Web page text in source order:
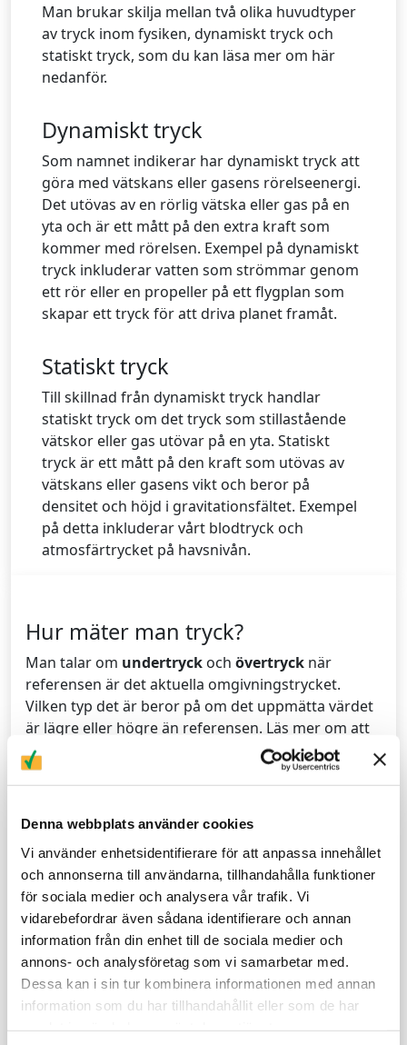
Denna webbplats använder cookies
Vi använder enhetsidentifierare för att anpassa innehållet
och annonserna till användarna, tillhandahålla funktioner
för sociala medier och analysera vår trafik. Vi
vidarebefordrar även sådana identifierare och annan
information från din enhet till de sociala medier och
annons- och analysföretag som vi samarbetar med.
Dessa kan i sin tur kombinera informationen med annan
information som du har tillhandahållit eller som de har
Man brukar skilja mellan två olika huvudtyper
av tryck inom fysiken, dynamiskt tryck och
statiskt tryck, som du kan läsa mer om här
nedanför.
Dynamiskt tryck
Som namnet indikerar har dynamiskt tryck att
göra med vätskans eller gasens rörelseenergi.
Det utövas av en rörlig vätska eller gas på en
yta och är ett mått på den extra kraft som
kommer med rörelsen. Exempel på dynamiskt
tryck inkluderar vatten som strömmar genom
ett rör eller en propeller på ett flygplan som
skapar ett tryck för att driva planet framåt.
Statiskt tryck
Till skillnad från dynamiskt tryck handlar
statiskt tryck om det tryck som stillastående
vätskor eller gas utövar på en yta. Statiskt
tryck är ett mått på den kraft som utövas av
vätskans eller gasens vikt och beror på
densitet och höjd i gravitationsfältet. Exempel
på detta inkluderar vårt blodtryck och
atmosfärtrycket på havsnivån.
Hur mäter man tryck?
Man talar om undertryck och övertryck när
referensen är det aktuella omgivningstrycket.
Vilken typ det är beror på om det uppmätta värdet
är lägre eller högre än referensen. Läs mer om att
mäta dynamiskt tryck
Att mäta tryck är relativt, vilket betyder att
referenspunkt. Den vanligaste referenspunkten är
absolut vakuum, vilket gerabsolut tryck.
Atmosfärstryck
(atm) är trycket från atmosfären
vid havsytan. Det definieras alltid som 1013,25 hPa.
Differenstryckär skillnaden mellan två värden och
används ofta för att mäta flöden eller
tryckförluster i system.